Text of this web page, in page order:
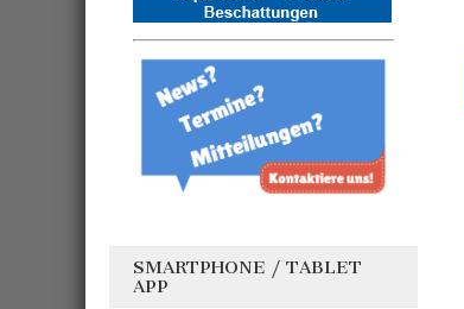
SMARTPHONE / TABLET
APP